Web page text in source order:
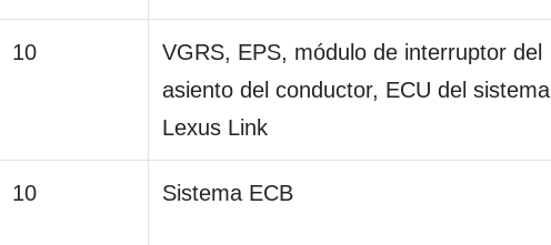
10
VGRS, EPS, módulo de interruptor del
asiento del conductor, ECU del sistema
Lexus Link
10 Sistema ECB